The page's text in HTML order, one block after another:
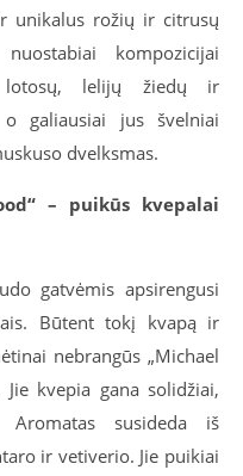
unikalus rožių ir citrusų
kompozicijai
lotosų, lelijų žiedų ir
o galiausiai jus švelniai
dvelksmas.
– puikūs kvepalai
gatvėmis apsirengusi
Būtent tokį kvapą ir
nebrangūs „Michael
kvepia gana solidžiai,
susideda iš
ir vetiverio. Jie puikiai